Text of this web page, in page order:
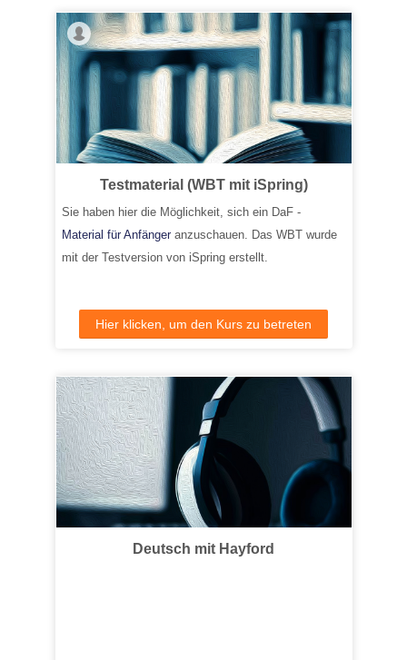
Testmaterial (WBT mit iSpring)
Sie haben hier die Möglichkeit, sich ein DaF -
Material für Anfänger anzuschauen. Das WBT wurde
mit der Testversion von iSpring erstellt.
Hier klicken, um den Kurs zu betreten
Deutsch mit Hayford